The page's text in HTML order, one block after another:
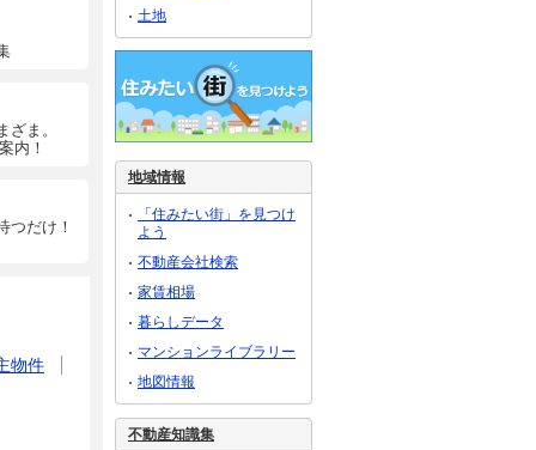
ま。
内！
つだけ！
物件
土地
地域情報
「住みたい街」を見つけ
よう
不動産会社検索
家賃相場
暮らしデータ
マンションライブラリー
地図情報
不動産知識集